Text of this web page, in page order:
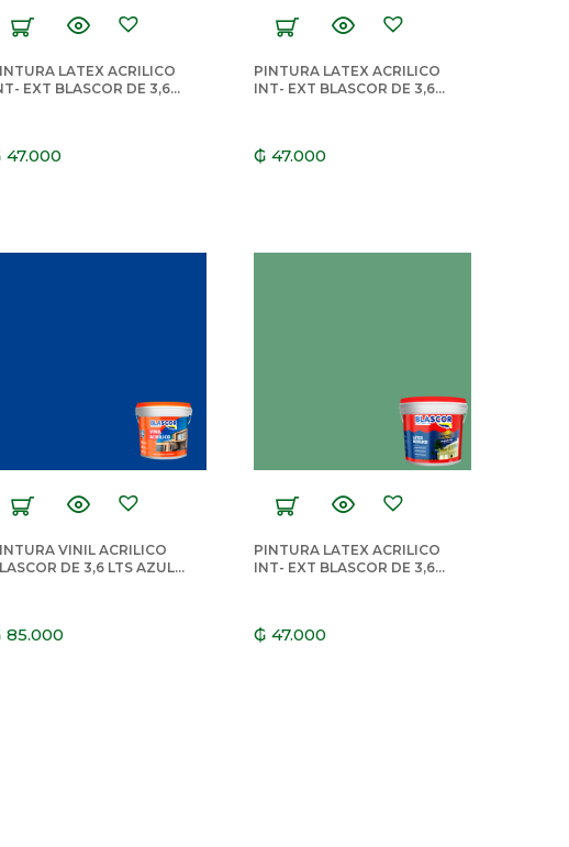
LATEX ACRILICO
EXT BLASCOR DE 3,6
47.000
PINTURA LATEX ACRILICO
INT- EXT BLASCOR DE 3,6
₲ 47.000
VINIL ACRILICO
DE 3,6 LTS AZUL
85.000
PINTURA LATEX ACRILICO
INT- EXT BLASCOR DE 3,6
₲ 47.000